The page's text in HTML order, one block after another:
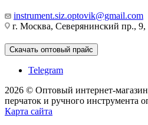
instrument.siz.optovik@gmail.com
г. Москва, Северянинский пр., 9,
Скачать оптовый прайс
Telegram
2026 © Оптовый интернет-
перчаток и ручного инструмента
Карта сайта